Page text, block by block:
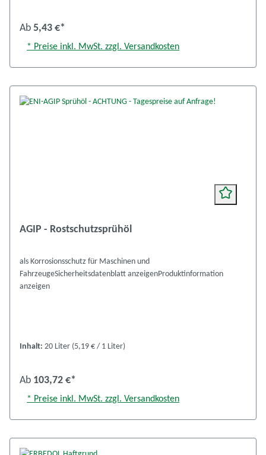
Ab 5,43 €*
* Preise inkl. MwSt. zzgl. Versandkosten
AGIP - Rostschutzsprühöl
als Korrosionsschutz für Maschinen und
FahrzeugeSicherheitsdatenblatt anzeigenProduktinformation
anzeigen
Inhalt: 20 Liter (5,19 € / 1 Liter)
Ab 103,72 €*
* Preise inkl. MwSt. zzgl. Versandkosten